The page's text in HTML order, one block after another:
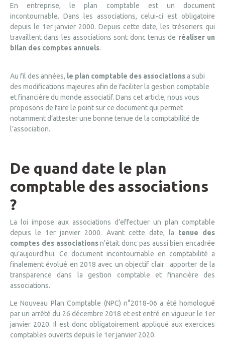
En entreprise, le plan comptable est un document
incontournable. Dans les associations, celui-ci est obligatoire
depuis le 1er janvier 2000. Depuis cette date, les trésoriers qui
travaillent dans les associations sont donc tenus de réaliser un
bilan des comptes annuels.
Au fil des années, le plan comptable des associationsa subi
des modifications majeures afin de faciliter la gestion comptable
et financière du monde associatif. Dans cet article, nous vous
proposons de faire le point sur ce document qui permet
notamment d’attester une bonne tenue de la comptabilité de
l’association.
De quand date le plan
comptable des associations
?
La loi impose aux associations d’effectuer un plan comptable
depuis le 1er janvier 2000. Avant cette date, la tenue des
comptes des associationsn’était donc pas aussi bien encadrée
qu’aujourd’hui. Ce document incontournable en comptabilité a
finalement évolué en 2018 avec un objectif clair : apporter de la
transparence dans la gestion comptable et financière des
associations.
Le Nouveau Plan Comptable (NPC) n°2018-06 a été homologué
par un arrêté du 26 décembre 2018 et est entré en vigueur le 1er
janvier 2020. Il est donc obligatoirement appliqué aux exercices
comptables ouverts depuis le 1er janvier 2020.